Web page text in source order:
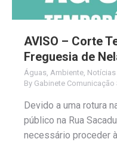
AVISO – Corte
Freguesia de
Águas, Ambiente, Notícias
By Gabinete Comunicação
Devido a uma rotura
público na Rua
necessário proceder